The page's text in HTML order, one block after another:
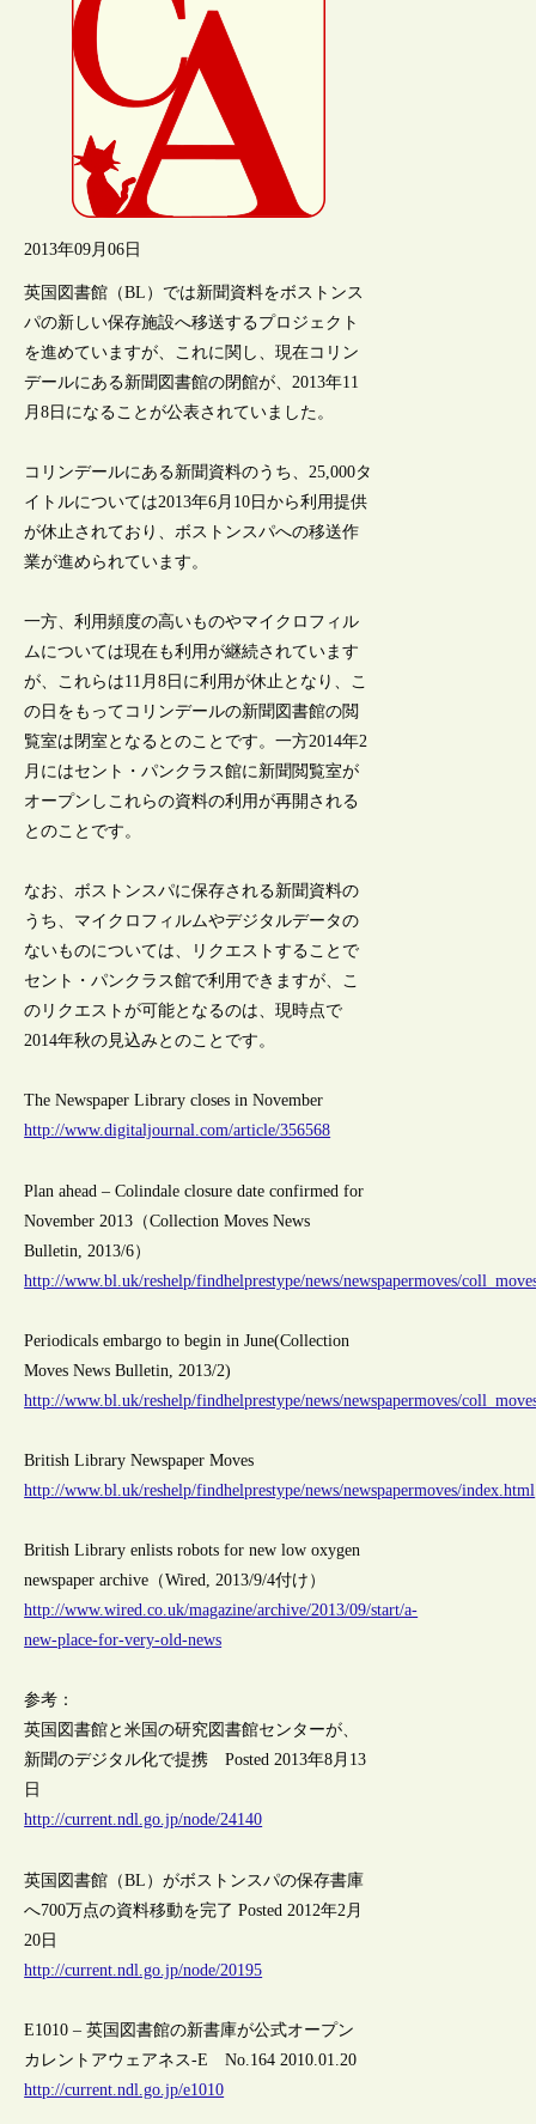
2013年09月06日
英国図書館（BL）では新聞資料をボストンス
パの新しい保存施設へ移送するプロジェクト
を進めていますが、これに関し、現在コリン
デールにある新聞図書館の閉館が、2013年11
月8日になることが公表されていました。
コリンデールにある新聞資料のうち、25,000タ
イトルについては2013年6月10日から利用提供
が休止されており、ボストンスパへの移送作
業が進められています。
一方、利用頻度の高いものやマイクロフィル
ムについては現在も利用が継続されています
が、これらは11月8日に利用が休止となり、こ
の日をもってコリンデールの新聞図書館の閲
覧室は閉室となるとのことです。一方2014年2
月にはセント・パンクラス館に新聞閲覧室が
オープンしこれらの資料の利用が再開される
とのことです。
なお、ボストンスパに保存される新聞資料の
うち、マイクロフィルムやデジタルデータの
ないものについては、リクエストすることで
セント・パンクラス館で利用できますが、こ
のリクエストが可能となるのは、現時点で
2014年秋の見込みとのことです。
The Newspaper Library closes in November
http://www.digitaljournal.com/article/356568
Plan ahead – Colindale closure date confirmed for
November 2013（Collection Moves News
Bulletin, 2013/6）
http://www.bl.uk/reshelp/findhelprestype/news/newspapermoves/
Periodicals embargo to begin in June(Collection
Moves News Bulletin, 2013/2)
http://www.bl.uk/reshelp/findhelprestype/news/newspapermoves/
British Library Newspaper Moves
http://www.bl.uk/reshelp/findhelprestype/news/newspapermoves/index.html
British Library enlists robots for new low oxygen
newspaper archive（Wired, 2013/9/4付け）
http://www.wired.co.uk/magazine/archive/2013/09/start/a-
new-place-for-very-old-news
参考：
英国図書館と米国の研究図書館センターが、
新聞のデジタル化で提携 Posted 2013年8月13
日
http://current.ndl.go.jp/node/24140
英国図書館（BL）がボストンスパの保存書庫
へ700万点の資料移動を完了 Posted 2012年2月
20日
http://current.ndl.go.jp/node/20195
E1010 – 英国図書館の新書庫が公式オープン
カレントアウェアネス-E No.164 2010.01.20
http://current.ndl.go.jp/e1010